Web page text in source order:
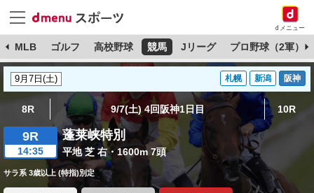
dメニュー
MLB ゴルフ 高校野球 競馬 Jリーグ プロ野球（2軍）
札幌 新潟 阪神
8R 9/7(土) 4回阪神1日目 10R
9R
14:35
蓬莱峡特別
平地 芝 右・1600m 7頭
サラ系 3歳以上 (特指)別定